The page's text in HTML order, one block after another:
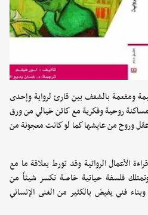
ومفعمة بالشغف بين قارئ لرواية وإحدى
روحية وفكرية مع كائن خيالي من ورق
وروح من عايشها كما لو كانت معجونة من
الأعمال الروائية وقد تورط بعلاقة ما مع
فلسفة حياتية خاصة تكسر شيئاً من
فني يفيض بالكثير من الغنى الإنساني